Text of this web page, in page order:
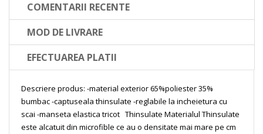
COMENTARII RECENTE
MOD DE LIVRARE
EFECTUAREA PLATII
Descriere produs: -material exterior 65%poliester 35%
bumbac-captuseala thinsulate -reglabile la incheietura cu
scai -manseta elastica tricot Thinsulate Materialul Thinsulate
este alcatuit din microfible ce au o densitate mai mare pe cm